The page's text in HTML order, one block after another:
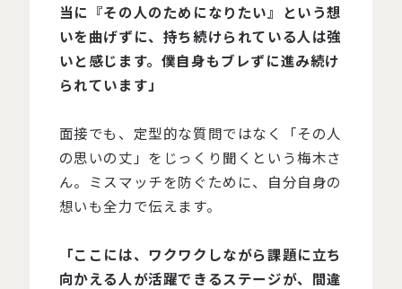
当に『その人のためになりたい』という想
いを曲げずに、持ち続けられている人は強
いと感じます。僕自身もブレずに進み続け
られています」
面接でも、定型的な質問ではなく「その人
の思いの丈」をじっくり聞くという梅木さ
ん。ミスマッチを防ぐために、自分自身の
想いも全力で伝えます。
「ここには、ワクワクしながら課題に立ち
向かえる人が活躍できるステージが、間違